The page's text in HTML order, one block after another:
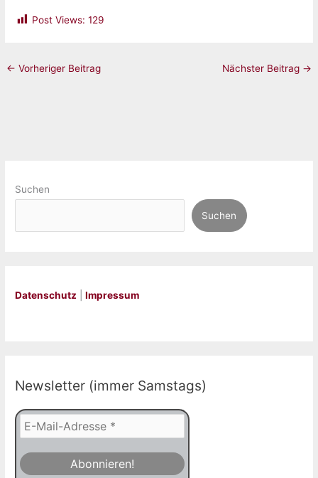
Post Views: 129
← Vorheriger Beitrag Nächster Beitrag →
Suchen
Suchen
Datenschutz |Impressum
Newsletter (immer Samstags)